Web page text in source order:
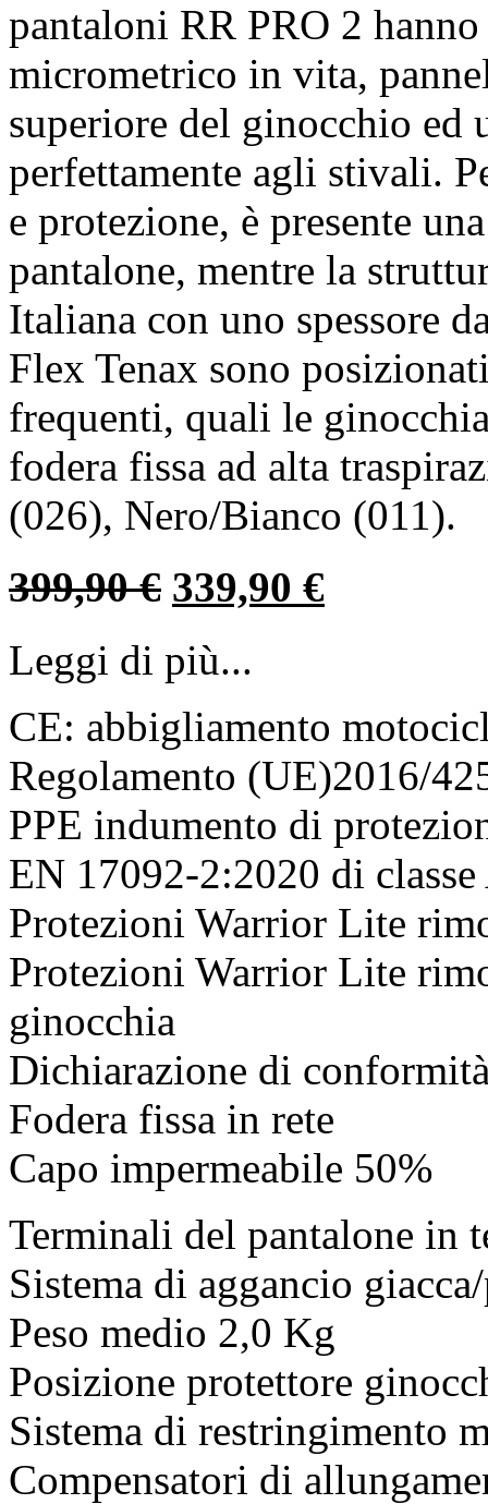
pantaloni RR PRO 2
micrometrico in vita,
superiore del ginocchio ed
perfettamente agli stivali.
e protezione, è presente
pantalone, mentre la
Italiana con uno spessore
Flex Tenax sono
frequenti, quali le
fodera fissa ad alta
(026), Nero/Bianco (011).
399,90€ 339,90 €
Leggi di più...
CE: abbigliamento
Regolamento (UE)2016/
PPE indumento di
EN 17092-2:2020 di
Protezioni Warrior Lite
Protezioni Warrior Lite
ginocchia
Dichiarazione di
Fodera fissa in rete
Capo impermeabile 50%
Terminali del pantalone in
Sistema di aggancio
Peso medio 2,0 Kg
Posizione protettore
Sistema di restringimento
Compensatori di